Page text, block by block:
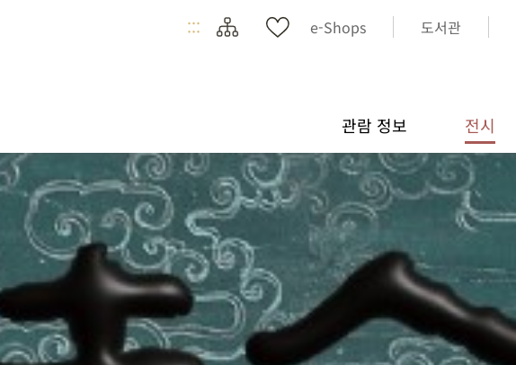
::: e-Shops 도서관
관람 정보 전시